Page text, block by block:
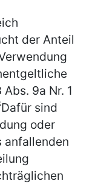
der Anteil
9a Nr. 1
Dafür sind
oder
anfallenden